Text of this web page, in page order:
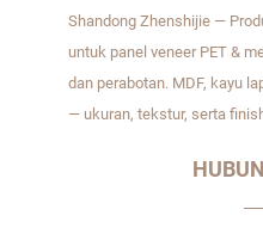
Shandong Zhenshijie —
untuk panel veneer PET &
dan perabotan. MDF, kayu
— ukuran, tekstur, serta